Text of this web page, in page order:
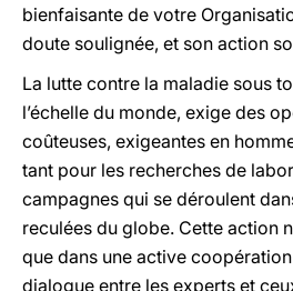
bienfaisante de votre
doute soulignée, et son action
La lutte contre la maladie sous
l’échelle du monde, exige des
coûteuses, exigeantes en
tant pour les recherches de
campagnes qui se déroulent
reculées du globe. Cette action
que dans une active
dialogue entre les experts et